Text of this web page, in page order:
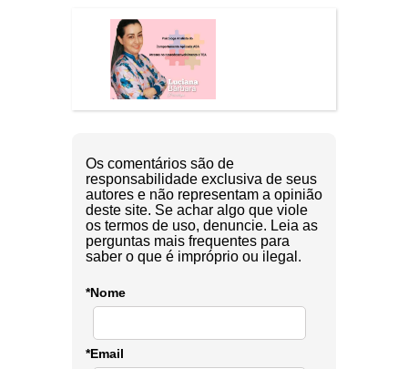
Os comentários são de
responsabilidade exclusiva de seus
autores e não representam a opinião
deste site. Se achar algo que viole
os termos de uso, denuncie. Leia as
perguntas mais frequentes para
saber o que é impróprio ou ilegal.
*Nome
*Email